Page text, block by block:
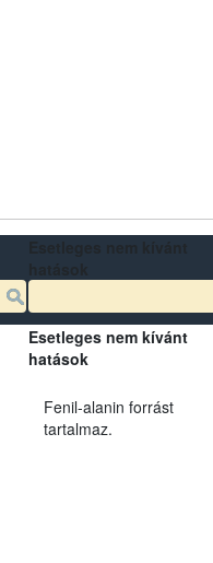
Esetleges nem kívánt
hatások
Fenil-alanin forrást
tartalmaz.